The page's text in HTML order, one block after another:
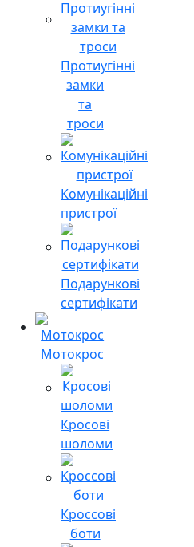
Протиугінні
замки
та
троси
Комунікаційні
пристрої
Подарункові
сертифікати
Мотокрос
Кросові
шоломи
Кроссові
боти